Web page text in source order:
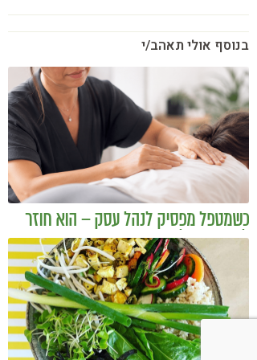
בנוסף אולי תאהב/י
כשמטפל מפסיק לנהל עסק – הוא חוזר
להיות מטפל